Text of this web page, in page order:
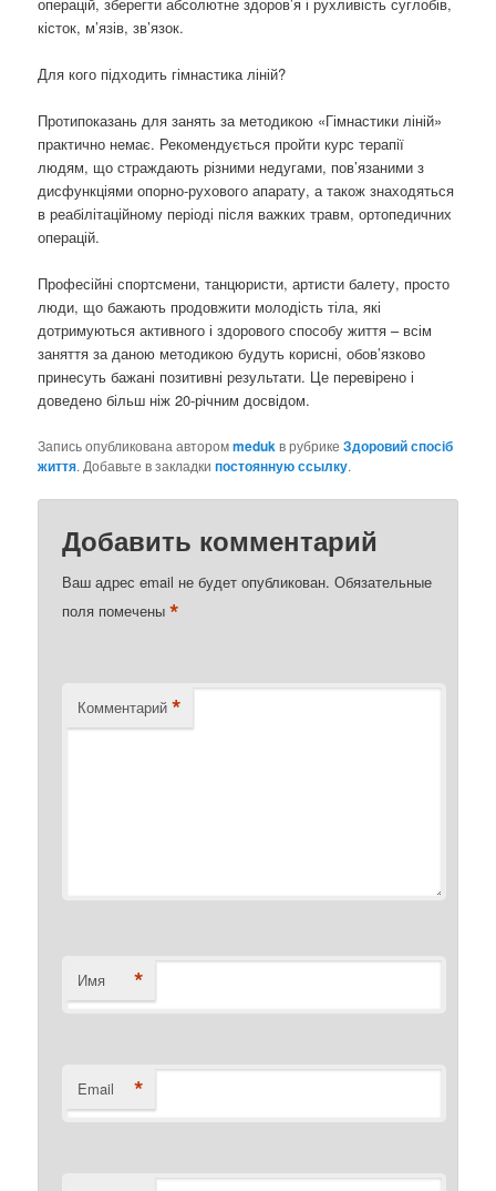
кісток, м’язів, зв’язок.
Для кого підходить гімнастика ліній?
Протипоказань для занять за методикою «Гімнастики ліній»
практично немає. Рекомендується пройти курс терапії
людям, що страждають різними недугами, пов’язаними з
дисфункціями опорно-рухового апарату, а також знаходяться
в реабілітаційному періоді після важких травм, ортопедичних
операцій.
Професійні спортсмени, танцюристи, артисти балету, просто
люди, що бажають продовжити молодість тіла, які
дотримуються активного і здорового способу життя – всім
заняття за даною методикою будуть корисні, обов’язково
принесуть бажані позитивні результати. Це перевірено і
доведено більш ніж 20-річним досвідом.
Запись опубликована авторомmeduk в рубрикеЗдоровий спосіб
життя. Добавьте в закладкипостоянную ссылку.
Добавить комментарий
Ваш адрес email не будет опубликован. Обязательные
поля помечены*
Комментарий *
Имя *
Email *